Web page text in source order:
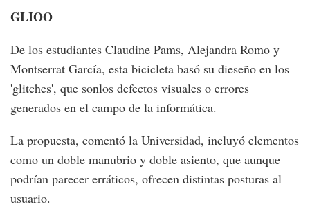
GLIOO
De los estudiantes Claudine Pams, Alejandra Romo y
Montserrat García, esta bicicleta basó su dieseño en los
'glitches', que sonlos defectos visuales o errores
generados en el campo de la informática.
La propuesta, comentó la Universidad, incluyó elementos
como un doble manubrio y doble asiento, que aunque
podrían parecer erráticos, ofrecen distintas posturas al
usuario.